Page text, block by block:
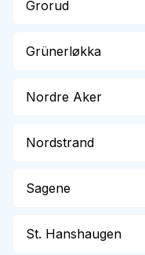
Grorud
Grünerløkka
Nordre Aker
Nordstrand
Sagene
St. Hanshaugen